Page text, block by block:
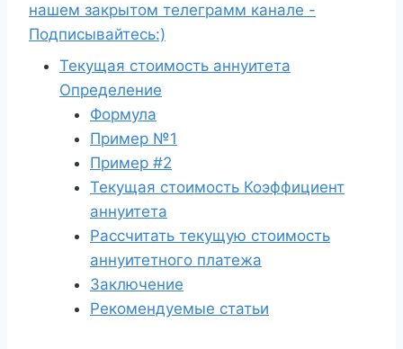
нашем закрытом телеграмм канале -
Подписывайтесь:)
Текущая стоимость аннуитета
Определение
Формула
Пример №1
Пример #2
Текущая стоимость Коэффициент
аннуитета
Рассчитать текущую стоимость
аннуитетного платежа
Заключение
Рекомендуемые статьи